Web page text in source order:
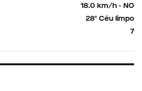
18.0 km/h - NO
28º Céu limpo
7